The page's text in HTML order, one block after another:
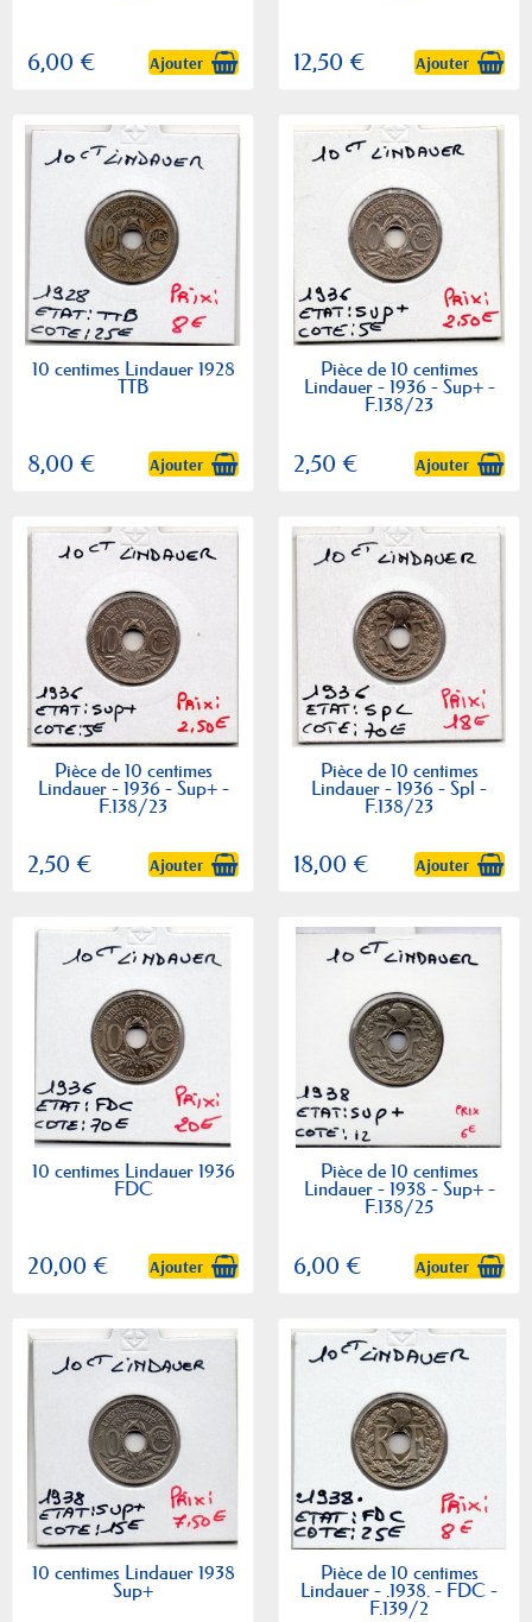
6,00 € Ajouter 12,50 € Ajouter
10 centimes Lindauer 1928
TTB
8,00 € Ajouter
Pièce de 10 centimes
Lindauer - 1936 - Sup+ -
F.138/23
2,50 € Ajouter
Pièce de 10 centimes
Lindauer - 1936 - Sup+ -
F.138/23
2,50 € Ajouter
Pièce de 10 centimes
Lindauer - 1936 - Spl -
F.138/23
18,00 € Ajouter
10 centimes Lindauer 1936
FDC
20,00 € Ajouter
Pièce de 10 centimes
Lindauer - 1938 - Sup+ -
F.138/25
6,00 € Ajouter
10 centimes Lindauer 1938
Sup+
Pièce de 10 centimes
Lindauer - .1938. - FDC -
F.139/2